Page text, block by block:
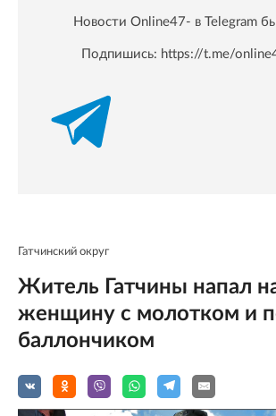
Новости Online47- в Telegram
Подпишись: https://t.me/
Гатчинский округ
Житель Гатчины напал
женщину с молотком и
баллончиком